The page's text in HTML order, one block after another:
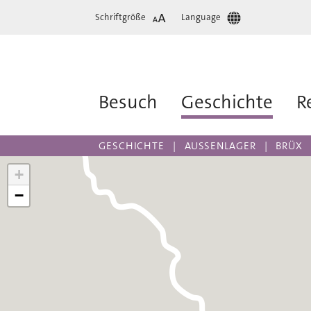
Schriftgröße Language
Besuch Geschichte
GESCHICHTE AUSSENLAGER BRÜX
+
−